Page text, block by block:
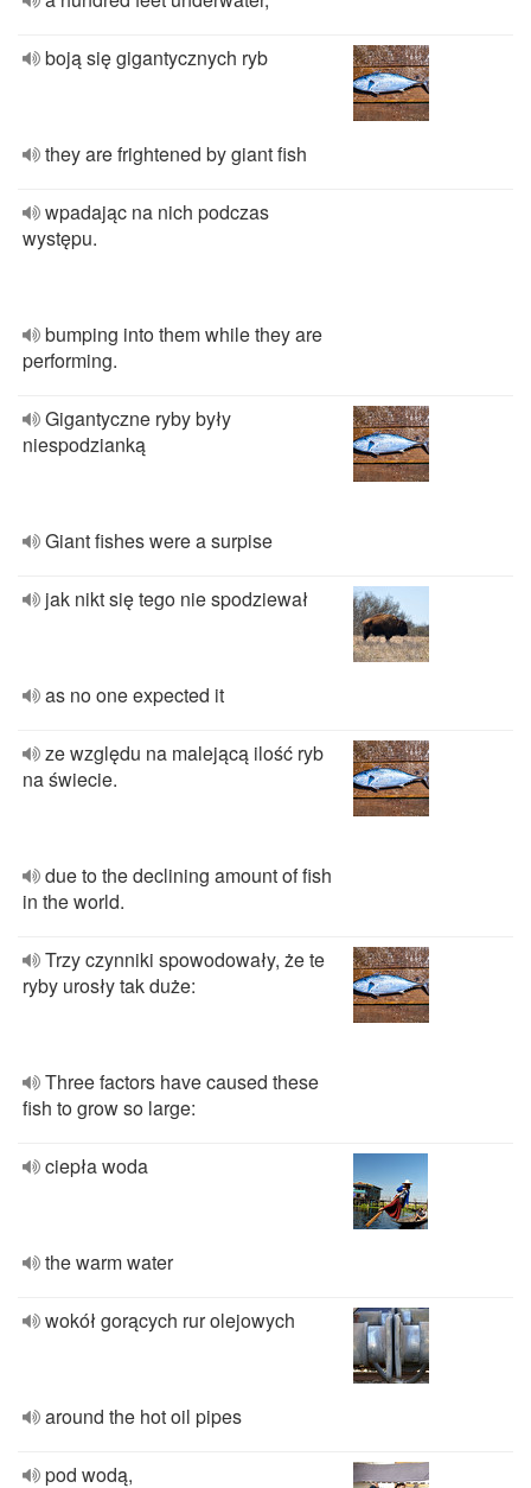
boją się gigantycznych ryb
they are frightened by giant fish
wpadając na nich podczas
występu.
bumping into them while they are
performing.
Gigantyczne ryby były
niespodzianką
Giant fishes were a surpise
jak nikt się tego nie spodziewał
as no one expected it
ze względu na malejącą ilość ryb
na świecie.
due to the declining amount of fish
in the world.
Trzy czynniki spowodowały, że te
ryby urosły tak duże:
Three factors have caused these
fish to grow so large:
ciepła woda
the warm water
wokół gorących rur olejowych
around the hot oil pipes
pod wodą,